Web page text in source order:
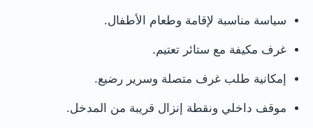
سياسة مناسبة لإقامة وطعام الأطفال.
غرف مكيفة مع ستائر تعتيم.
إمكانية طلب غرف متصلة وسرير رضيع.
موقف داخلي ونقطة إنزال قريبة من المدخل.